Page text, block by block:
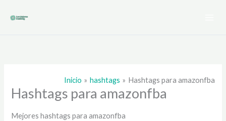
Inicio hashtags Hashtags para amazonfba
Hashtags para amazonfba
Mejores hashtags para amazonfba